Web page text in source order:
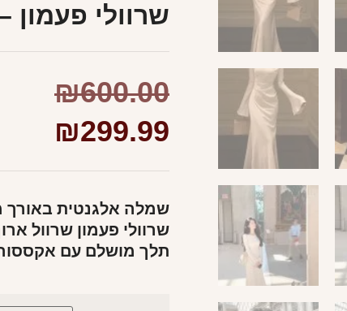
שרוולי פעמון
₪600.00
₪299.99
שמלה אלגנטית באורך
שרוולי פעמון שרוול
תלך מושלם עם